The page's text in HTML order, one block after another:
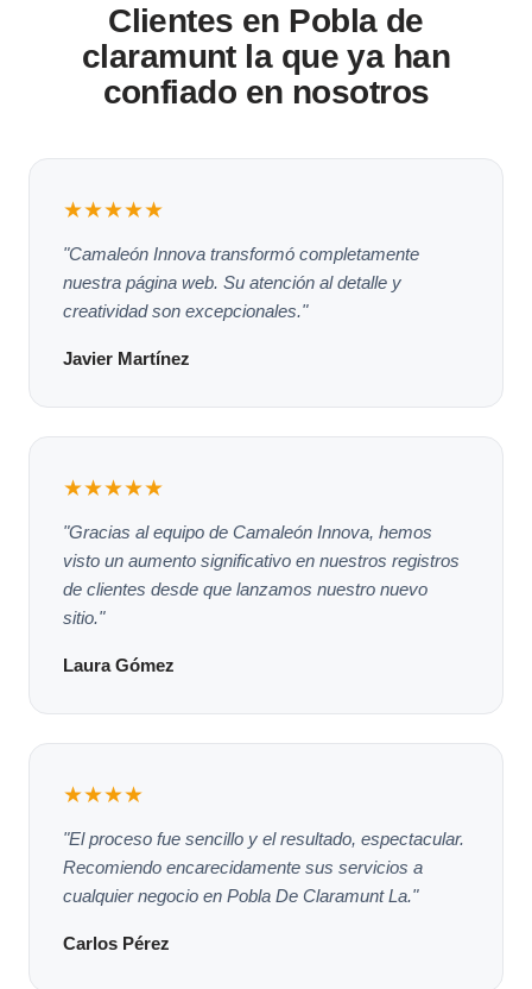
Clientes en Pobla de
claramunt la que ya han
confiado en nosotros
★★★★★
"Camaleón Innova transformó completamente
nuestra página web. Su atención al detalle y
creatividad son excepcionales."
Javier Martínez
★★★★★
"Gracias al equipo de Camaleón Innova, hemos
visto un aumento significativo en nuestros registros
de clientes desde que lanzamos nuestro nuevo
sitio."
Laura Gómez
★★★★
"El proceso fue sencillo y el resultado, espectacular.
Recomiendo encarecidamente sus servicios a
cualquier negocio en Pobla De Claramunt La."
Carlos Pérez